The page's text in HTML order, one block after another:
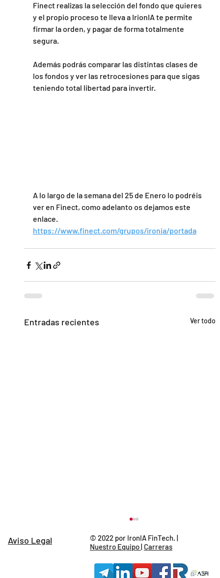
Finect realizas la selección del fondo que quieres
y el propio proceso te lleva a IrionIA te permite
firmar la orden, y pagar de forma totalmente
segura.
Además podrás comparar las distintas clases de
los fondos y ver las retrocesiones para que sigas
teniendo total libertad para invertir.
A lo largo de la semana del 25 de Enero lo podréis
ver en Finect, como adelanto os dejamos este
enlace.
https://www.finect.com/grupos/ironia/portada
Entradas recientes Ver todo
© 2022 por IronIA FinTech. |
Nuestro Equipo| Carreras
Aviso Legal